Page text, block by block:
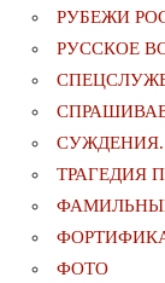
РУБЕЖИ
РУССКОЕ
СУЖДЕНИЯ.
ТРАГЕДИЯ
ФОТО